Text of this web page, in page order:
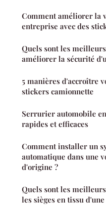
Comment améliorer la
entreprise avec des
Quels sont les
améliorer la sécurité
5 manières d'accroître
stickers camionnette
Serrurier automobile
rapides et efficaces
Comment installer un
automatique dans une
d'origine ?
Quels sont les
les sièges en tissu